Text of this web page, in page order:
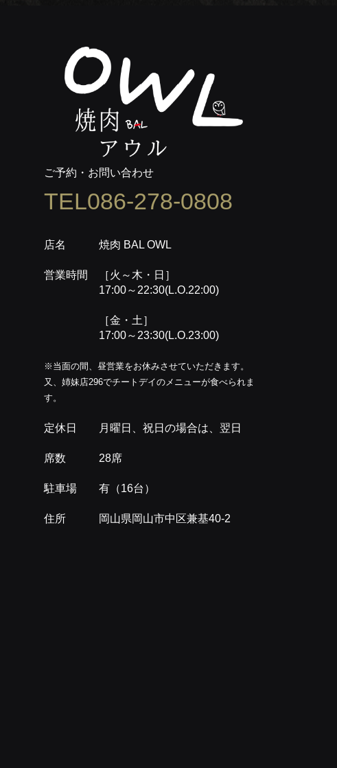
ご予約・お問い合わせ
TEL086-278-0808
店名 焼肉 BAL OWL
営業時間 ［火～木・日］
17:00～22:30(L.O.22:00)
［金・土］
17:00～23:30(L.O.23:00)
※当面の間、昼営業をお休みさせていただきます。
又、姉妹店296でチートデイのメニューが食べられま
す。
定休日 月曜日、祝日の場合は、翌日
席数 28席
駐車場 有（16台）
住所 岡山県岡山市中区兼基40-2